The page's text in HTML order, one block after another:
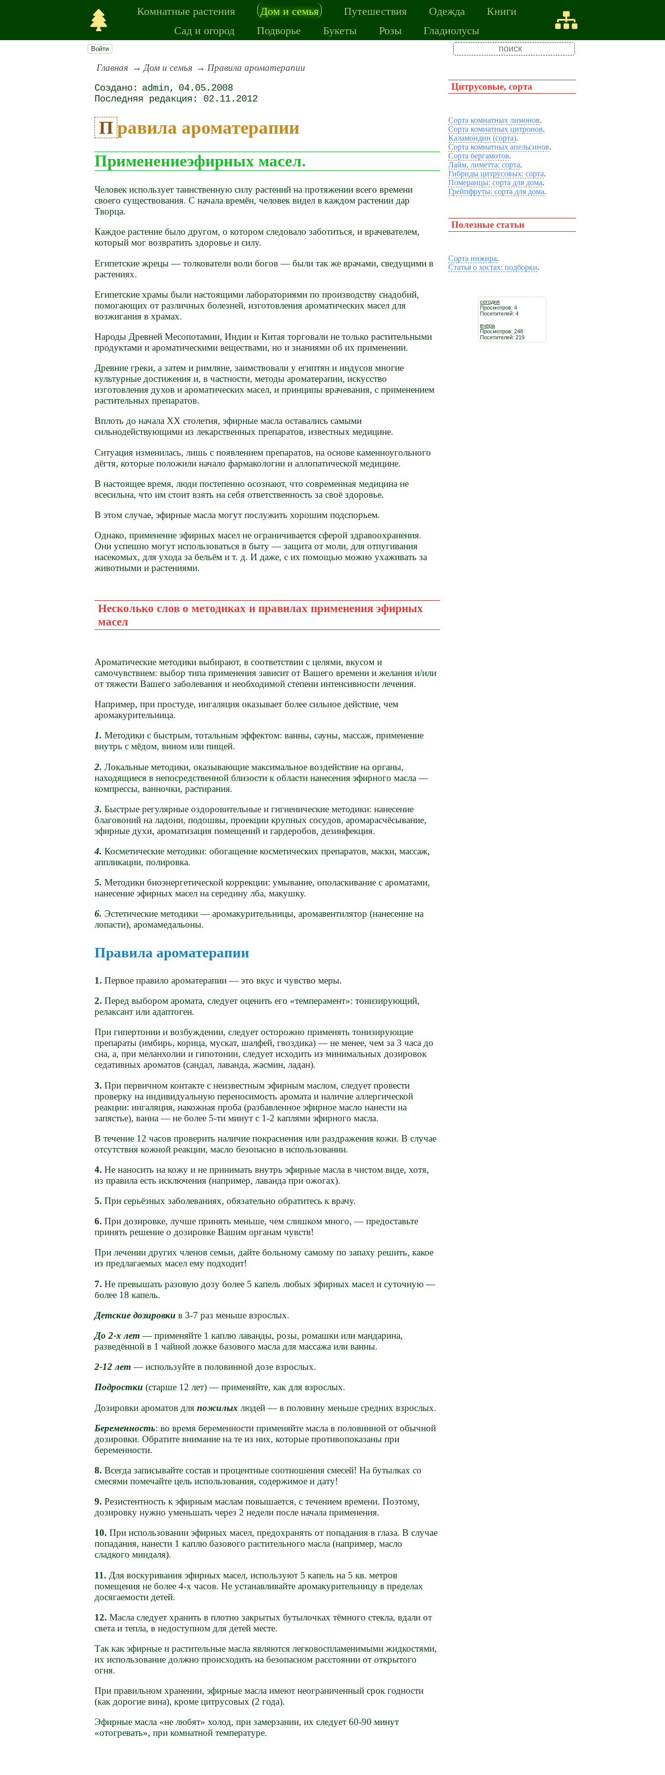
Комнатные растения Дом и семья Путешествия Одежда
Книги
Сад и огород
Подворье Букеты Розы Гладиолусы
Войти
Цитрусовые, сорта
Сорта комнатных лимонов.
Сорта комнатных цитронов.
Каламондин (сорта).
Сорта комнатных апельсинов.
Сорта бергамотов.
Лайм, лиметта: сорта.
Гибриды цитрусовых: сорта.
Померанцы: сорта для дома.
Грейпфруты: сорта для дома.
Полезные статьи
Сорта инжира.
Статья о хостах: подборки.
сегодня
Просмотров: 4
Посетителей: 4
вчера
Просмотров: 248
Посетителей: 219
Главная Дом и семья Правила ароматерапии
admin
04.05.2008
02.11.2012
Правила ароматерапии
Применениеэфирных масел.
Человек использует таинственную силу растений на протяжении всего времени
своего существования. С начала времён, человек видел в каждом растении дар
Творца.
Каждое растение было другом, о котором следовало заботиться, и врачевателем,
который мог возвратить здоровье и силу.
Египетские жрецы — толкователи воли богов — были так же врачами, сведущими в
растениях.
Египетские храмы были настоящими лабораториями по производству снадобий,
помогающих от различных болезней, изготовления ароматических масел для
возжигания в храмах.
Народы Древней Месопотамии, Индии и Китая торговали не только растительными
продуктами и ароматическими веществами, но и знаниями об их применении.
Древние греки, а затем и римляне, заимствовали у египтян и индусов многие
культурные достижения и, в частности, методы ароматерапии, искусство
изготовления духов и ароматических масел, и принципы врачевания, с применением
растительных препаратов.
Вплоть до начала ХХ столетия, эфирные масла оставались самыми
сильнодействующими из лекарственных препаратов, известных медицине.
Ситуация изменилась, лишь с появлением препаратов, на основе каменноугольного
дёгтя, которые положили начало фармакологии и аллопатической медицине.
В настоящее время, люди постепенно осознают, что современная медицина не
всесильна, что им стоит взять на себя ответственность за своё здоровье.
В этом случае, эфирные масла могут послужить хорошим подспорьем.
Однако, применение эфирных масел не ограничивается сферой здравоохранения.
Они успешно могут использоваться в быту — защита от моли, для отпугивания
насекомых, для ухода за бельём и т. д. И даже, с их помощью можно ухаживать за
животными и растениями.
Несколько слов о методиках и правилах применения эфирных
масел
Ароматические методики выбирают, в соответствии с целями, вкусом и
самочувствием: выбор типа применения зависит от Вашего времени и желания и/или
от тяжести Вашего заболевания и необходимой степени интенсивности лечения.
Например, при простуде, ингаляция оказывает более сильное действие, чем
аромакурительница.
1. Методики с быстрым, тотальным эффектом: ванны, сауны, массаж, применение
внутрь с мёдом, вином или пищей.
2. Локальные методики, оказывающие максимальное воздействие на органы,
находящиеся в непосредственной близости к области нанесения эфирного масла —
компрессы, ванночки, растирания.
3. Быстрые регулярные оздоровительные и гигиенические методики: нанесение
благовоний на ладони, подошвы, проекции крупных сосудов, аромарасчёсывание,
эфирные духи, ароматизация помещений и гардеробов, дезинфекция.
4. Косметические методики: обогащение косметических препаратов, маски, массаж,
аппликации, полировка.
5. Методики биоэнергетической коррекции: умывание, ополаскивание с ароматами,
нанесение эфирных масел на середину лба, макушку.
6. Эстетические методики — аромакурительницы, аромавентилятор (нанесение на
лопасти), аромамедальоны.
Правила ароматерапии
1. Первое правило ароматерапии — это вкус и чувство меры.
2. Перед выбором аромата, следует оценить его «темперамент»: тонизирующий,
релаксант или адаптоген.
При гипертонии и возбуждении, следует осторожно применять тонизирующие
препараты (имбирь, корица, мускат, шалфей, гвоздика) — не менее, чем за 3 часа до
сна, а, при меланхолии и гипотонии, следует исходить из минимальных дозировок
седативных ароматов (сандал, лаванда, жасмин, ладан).
3. При первичном контакте с неизвестным эфирным маслом, следует провести
проверку на индивидуальную переносимость аромата и наличие аллергической
реакции: ингаляция, накожная проба (разбавленное эфирное масло нанести на
запястье), ванна — не более 5-ти минут с 1-2 каплями эфирного масла.
В течение 12 часов проверить наличие покраснения или раздражения кожи. В случае
отсутствия кожной реакции, масло безопасно в использовании.
4. Не наносить на кожу и не принимать внутрь эфирные масла в чистом виде, хотя,
из правила есть исключения (например, лаванда при ожогах).
5. При серьёзных заболеваниях, обязательно обратитесь к врачу.
6. При дозировке, лучше принять меньше, чем слишком много, — предоставьте
принять решение о дозировке Вашим органам чувств!
При лечении других членов семьи, дайте больному самому по запаху решить, какое
из предлагаемых масел ему подходит!
7. Не превышать разовую дозу более 5 капель любых эфирных масел и суточную —
более 18 капель.
Детские дозировки в 3-7 раз меньше взрослых.
До 2-х лет — применяйте 1 каплю лаванды, розы, ромашки или мандарина,
разведённой в 1 чайной ложке базового масла для массажа или ванны.
2-12 лет — используйте в половинной дозе взрослых.
Подростки (старше 12 лет) — применяйте, как для взрослых.
Дозировки ароматов дляпожилых людей — в половину меньше средних взрослых.
Беременность: во время беременности применяйте масла в половинной от обычной
дозировки. Обратите внимание на те из них, которые противопоказаны при
беременности.
8. Всегда записывайте состав и процентные соотношения смесей! На бутылках со
смесями помечайте цель использования, содержимое и дату!
9. Резистентность к эфирным маслам повышается, с течением времени. Поэтому,
дозировку нужно уменьшать через 2 недели после начала применения.
10. При использовании эфирных масел, предохранять от попадания в глаза. В случае
попадания, нанести 1 каплю базового растительного масла (например, масло
сладкого миндаля).
11. Для воскуривания эфирных масел, используют 5 капель на 5 кв. метров
помещения не более 4-х часов. Не устанавливайте аромакурительницу в пределах
досягаемости детей.
12. Масла следует хранить в плотно закрытых бутылочках тёмного стекла, вдали от
света и тепла, в недоступном для детей месте.
Так как эфирные и растительные масла являются легковоспламенимыми жидкостями,
их использование должно происходить на безопасном расстоянии от открытого
огня.
При правильном хранении, эфирные масла имеют неограниченный срок годности
(как дорогие вина), кроме цитрусовых (2 года).
Эфирные масла «не любят» холод, при замерзании, их следует 60-90 минут
«отогревать», при комнатной температуре.